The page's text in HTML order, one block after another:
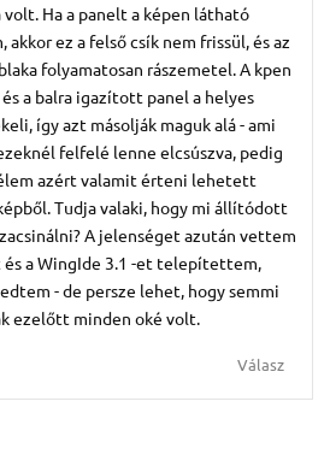
volt. Ha a panelt a képen látható
ez a felső csík nem frissül, és az
folyamatosan rászemetel. A kpen
a balra igazított panel a helyes
így azt másolják maguk alá - ami
felfelé lenne elcsúszva, pedig
azért valamit érteni lehetett
Tudja valaki, hogy mi állítódott
A jelenséget azután vettem
és a WingIde 3.1 -et telepítettem,
- de persze lehet, hogy semmi
ezelőtt minden oké volt.
Válasz